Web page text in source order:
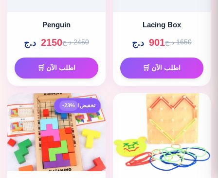
Lacing Box
1650 د.ج 901 د.ج
اطلب الآن 🛒
Penguin
2450 د.ج 2150 د.ج
اطلب الآن 🛒
تخفيض! -23%